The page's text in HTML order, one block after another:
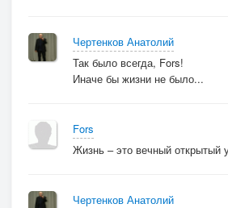
Чертенков Анатолий
Так было всегда, Fors!
Иначе бы жизни не было...
Fors
Жизнь – это вечный открытый
Чертенков Анатолий